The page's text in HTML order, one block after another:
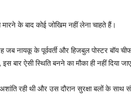
के बाद कोई जोखिम नहीं लेना चाहते हैं।
नायकू के पूर्ववर्ती और हिजबुल पोस्टर बॉय चीफ
बार ऐसी स्थिति बनने का मौका ही नहीं दिया
रही थी और उस दौरान सुरक्षा बलों के